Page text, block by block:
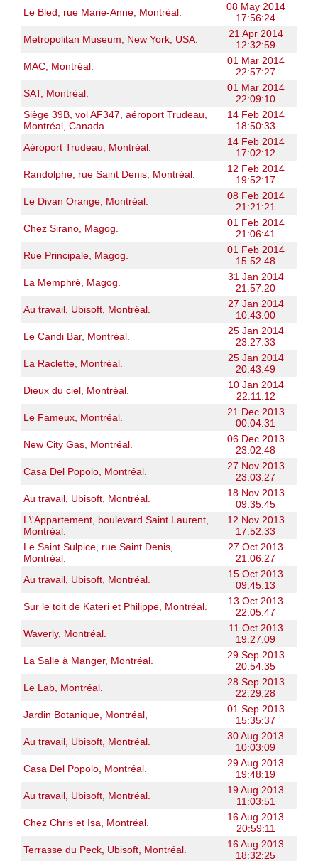
Le Bled, rue Marie-Anne, Montréal.
08 May 2014
17:56:24
Metropolitan Museum, New York, USA.
21 Apr 2014
12:32:59
MAC, Montréal.
01 Mar 2014
22:57:27
SAT, Montréal.
01 Mar 2014
22:09:10
Siège 39B, vol AF347, aéroport Trudeau,
Montréal, Canada.
14 Feb 2014
18:50:33
Aéroport Trudeau, Montréal.
14 Feb 2014
17:02:12
Randolphe, rue Saint Denis, Montréal.
12 Feb 2014
19:52:17
Le Divan Orange, Montréal.
08 Feb 2014
21:21:21
Chez Sirano, Magog.
01 Feb 2014
21:06:41
Rue Principale, Magog.
01 Feb 2014
15:52:48
La Memphré, Magog.
31 Jan 2014
21:57:20
Au travail, Ubisoft, Montréal.
27 Jan 2014
10:43:00
Le Candi Bar, Montréal.
25 Jan 2014
23:27:33
La Raclette, Montréal.
25 Jan 2014
20:43:49
Dieux du ciel, Montréal.
10 Jan 2014
22:11:12
Le Fameux, Montréal.
21 Dec 2013
00:04:31
New City Gas, Montréal.
06 Dec 2013
23:02:48
Casa Del Popolo, Montréal.
27 Nov 2013
23:03:27
Au travail, Ubisoft, Montréal.
18 Nov 2013
09:35:45
L\'Appartement, boulevard Saint Laurent,
Montréal.
12 Nov 2013
17:52:33
Le Saint Sulpice, rue Saint Denis,
Montréal.
27 Oct 2013
21:06:27
Au travail, Ubisoft, Montréal.
15 Oct 2013
09:45:13
Sur le toit de Kateri et Philippe, Montréal.
13 Oct 2013
22:05:47
Waverly, Montréal.
11 Oct 2013
19:27:09
La Salle à Manger, Montréal.
29 Sep 2013
20:54:35
Le Lab, Montréal.
28 Sep 2013
22:29:28
Jardin Botanique, Montréal,
01 Sep 2013
15:35:37
Au travail, Ubisoft, Montréal.
30 Aug 2013
10:03:09
Casa Del Popolo, Montréal.
29 Aug 2013
19:48:19
Au travail, Ubisoft, Montréal.
19 Aug 2013
11:03:51
Chez Chris et Isa, Montréal.
16 Aug 2013
20:59:11
Terrasse du Peck, Ubisoft, Montréal.
16 Aug 2013
18:32:25